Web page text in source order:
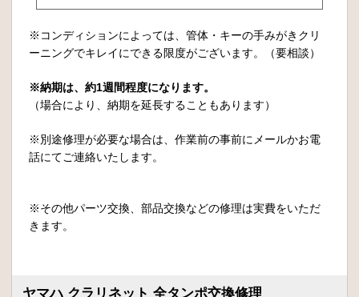
※コンディションによっては、管体・キーの手みがきクリ
ーニングでキレイにできる限度がございます。（要相談）
※納期は、約1週間程度になります。
（場合により、納期を延長することもあります）
※別途修理が必要な場合は、作業前の事前にメールかお電
話にてご連絡いたします。
※その他パーツ交換、部品交換などの修理は実費をいただ
きます。
ヤマハ クラリネット 全タンポ交換修理